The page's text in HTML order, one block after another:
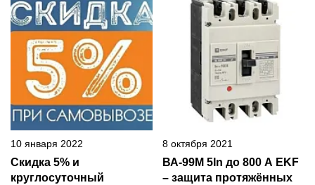
10 января 2022
Скидка 5% и
круглосуточный
8 октября 2021
ВА-99М 5In до 800 А EKF
– защита протяжённых